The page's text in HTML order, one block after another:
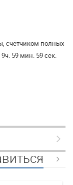
счётчиком полных
59 мин. 59 сек.